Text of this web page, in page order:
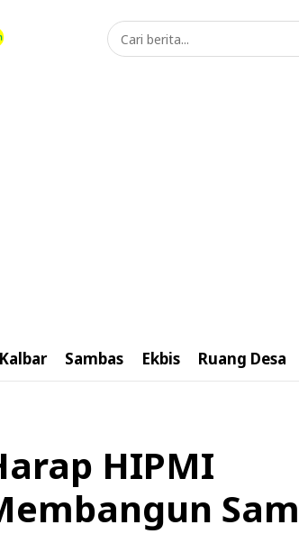
Kalbar Sambas Ekbis Ruang Desa
HIPMI